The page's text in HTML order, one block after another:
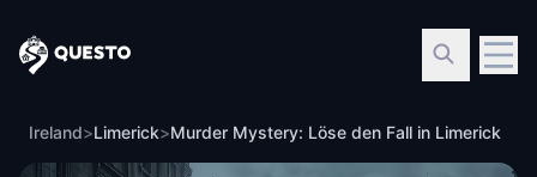
Questo
Ireland>Limerick>Murder Mystery: Löse den Fall in Limerick